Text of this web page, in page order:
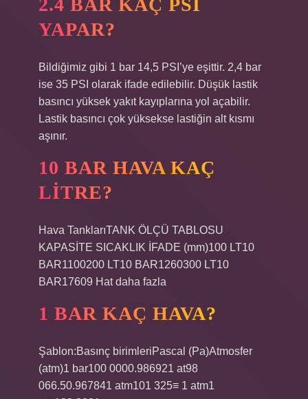
2.4 BAR KAÇ PSI
YAPAR?
Bildiğimiz gibi 1 bar 14,5 PSI’ye eşittir. 2,4 bar
ise 35 PSI olarak ifade edilebilir. Düşük lastik
basıncı yüksek yakıt kayıplarına yol açabilir.
Lastik basıncı çok yüksekse lastiğin alt kısmı
aşınır.
10 BAR HAVA KAÇ
LITRE?
Hava TanklarıTANK ÖLÇÜ TABLOSU
KAPASİTE SICAKLIK İFADE (mm)100 LT10
BAR1100200 LT10 BAR1260300 LT10
BAR17609 Hat daha fazla
1 BAR KAÇ HAVA?
Şablon:Basınç birimleriPascal (Pa)Atmosfer
(atm)1 bar100 0000.986921 at98
066.50.967841 atm101 325≡ 1 atm1